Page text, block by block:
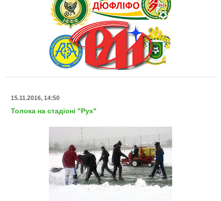
15.11.2016, 14:50
Толока на стадіоні "Рух"